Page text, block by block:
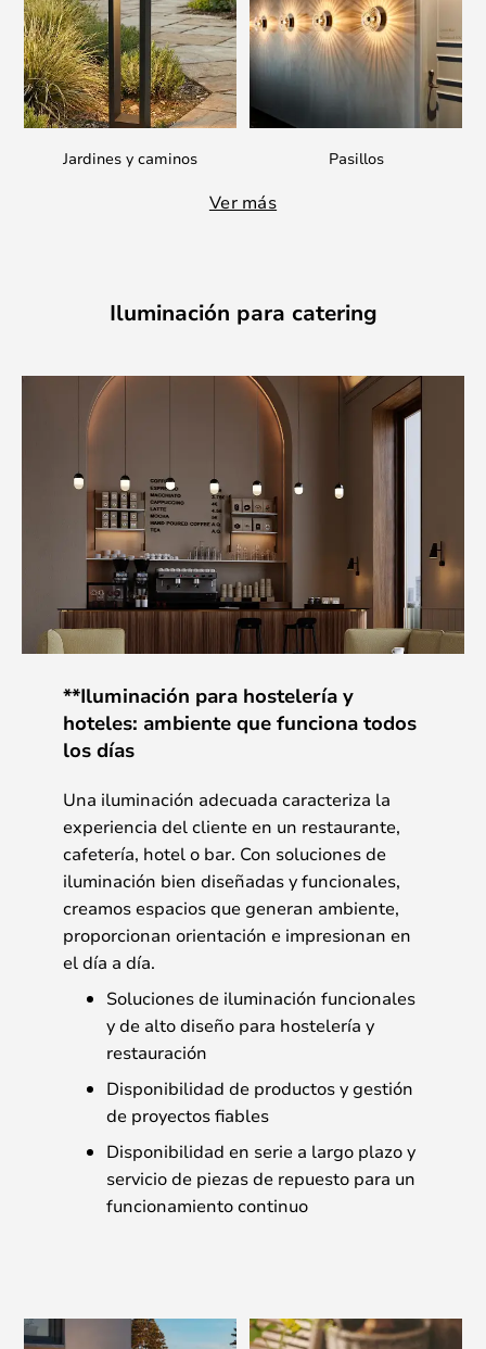
Jardines y caminos Pasillos
Ver más
Iluminación para catering
**Iluminación para hostelería y
hoteles: ambiente que funciona todos
los días
Una iluminación adecuada caracteriza la
experiencia del cliente en un restaurante,
cafetería, hotel o bar. Con soluciones de
iluminación bien diseñadas y funcionales,
creamos espacios que generan ambiente,
proporcionan orientación e impresionan en
el día a día.
Soluciones de iluminación funcionales
y de alto diseño para hostelería y
restauración
Disponibilidad de productos y gestión
de proyectos fiables
Disponibilidad en serie a largo plazo y
servicio de piezas de repuesto para un
funcionamiento continuo